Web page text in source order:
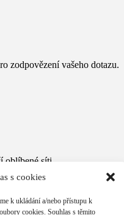
s cookies
k ukládání a/nebo přístupu k
cookies. Souhlas s těmito
zodpovězení vašeho dotazu.
oblíbené síti